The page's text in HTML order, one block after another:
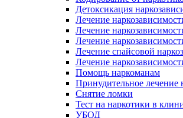
Детоксикация
Лечение
Лечение
Лечение
Лечение спайсовой
Лечение
Помощь наркоманам
Принудительное лечение
Снятие ломки
Тест на наркотики в
УБОД